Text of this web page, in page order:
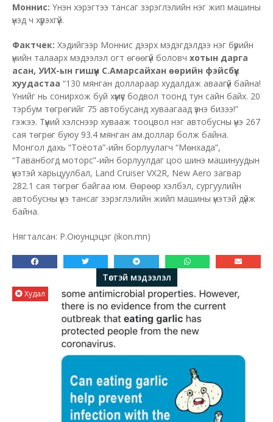
Моннис: Үнэн хэрэгтээ тансаг зэрэглэлийн нэг жип машины
үнэд ч хүрэхгүй.
Фактчек: Хэдийгээр Моннис дээрх мэдэгдэлдээ нэг бүрийн
үнийн талаарх мэдээлэл огт өгөөгүй боловч хотын дарга
асан, УИХ-ын гишүүн С.Амарсайхан өөрийн фэйсбүүк
хуудастаа “130 мянган доллараар худалдаж аваагүй байна!
Үнийг нь сонирхож буй хүмүүс бодвол тоонд тун сайн байх. 20
тэрбум төгрөгийг 75 автобусанд хуваагаад үзнэ бизээ!”
гэжээ. Түүний хэлснээр хувааж тооцвол нэг автобусны үнэ 267
сая төгрөг буюу 93.4 мянган ам.доллар болж байна.
Монгол дахь “Тоёота”-ийн борлуулагч “Мөнхада”,
“Таванбогд моторс”-ийн борлуулдаг цоо шинэ машинуудын
үнэтэй харьцуулбал, Land Cruiser VX2R, New Aero загвар
282.1 сая төгрөг байгаа юм. Өөрөөр хэлбэл, сургуулийн
автобусны үнэ тансаг зэрэглэлийн жийп машины үнэтэй дүйж
байна.
Нягталсан: Р.Оюунцэцэг (ikon.mn)
Төстэй мэдээлэл
Худал